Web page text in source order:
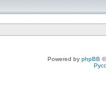
Powered by phpBB